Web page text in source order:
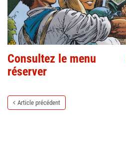
Consultez le menu
réserver
Article précédent